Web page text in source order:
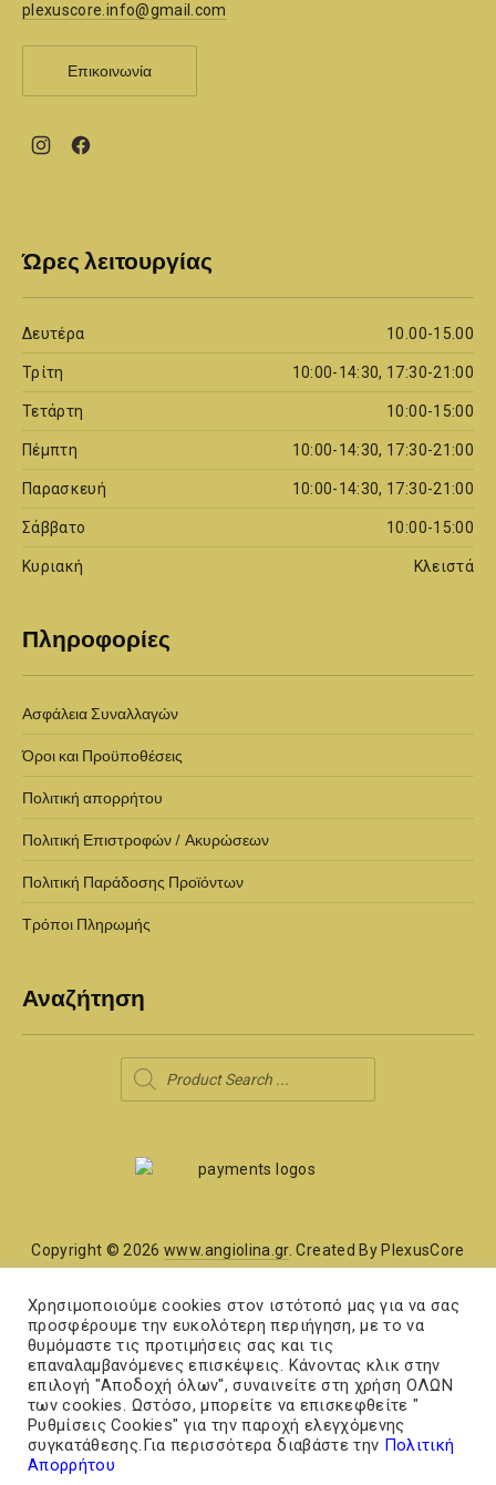
plexuscore.info@gmail.com
Επικοινωνία
New
New
Ώρες λειτουργίας
Δευτέρα 10.00-15.00
Τρίτη 10:00-14:30, 17:30-21:00
Τετάρτη 10:00-15:00
Πέμπτη 10:00-14:30, 17:30-21:00
Παρασκευή 10:00-14:30, 17:30-21:00
Σάββατο 10:00-15:00
Κυριακή Κλειστά
Πληροφορίες
Ασφάλεια Συναλλαγών
Όροι και Προϋποθέσεις
Πολιτική απορρήτου
Πολιτική Επιστροφών / Ακυρώσεων
Πολιτική Παράδοσης Προϊόντων
Τρόποι Πληρωμής
Αναζήτηση
Products
search
Copyright © 2026www.angiolina.gr. Created By PlexusCore
Χάρτης Ιστότοπου
Όροι και Προϋποθέσεις
New
Window
New
Window
Χρησιμοποιούμε cookies στον ιστότοπό μας για να σας
προσφέρουμε την ευκολότερη περιήγηση, με το να
θυμόμαστε τις προτιμήσεις σας και τις
επαναλαμβανόμενες επισκέψεις. Κάνοντας κλικ στην
επιλογή "Αποδοχή όλων", συναινείτε στη χρήση ΟΛΩΝ
των cookies. Ωστόσο, μπορείτε να επισκεφθείτε "
Ρυθμίσεις Cookies" για την παροχή ελεγχόμενης
συγκατάθεσης.Για περισσότερα διαβάστε την Πολιτική
Απορρήτου